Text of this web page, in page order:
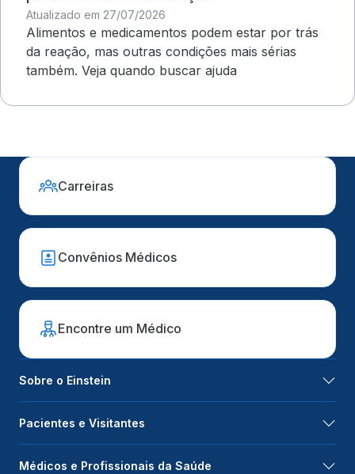
Atualizado em 27/07/2026
Alimentos e medicamentos podem estar por trás
da reação, mas outras condições mais sérias
também. Veja quando buscar ajuda
Carreiras
Convênios Médicos
Encontre um Médico
Sobre o Einstein
Pacientes e Visitantes
Médicos e Profissionais da Saúde